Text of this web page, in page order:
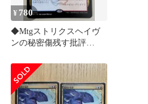
¥ 780
◆Mtgストリクスヘイヴ
ンの秘密傷残す批評